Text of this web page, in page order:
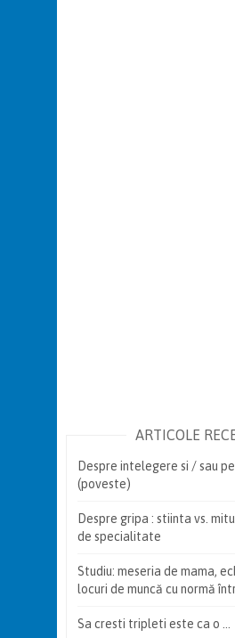
ARTICOLE
Despre intelegere si / sau
(poveste)
Despre gripa : stiinta vs.
de specialitate
Studiu: meseria de mama,
locuri de muncă cu normă
Sa cresti tripleti este ca o …